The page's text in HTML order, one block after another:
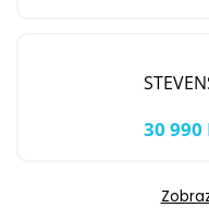
30 990